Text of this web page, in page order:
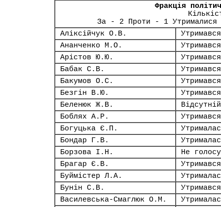
Фракція
За - 2 Проти - 1
Аліксійчук О.В.
Утримався
Ананченко М.О.
Утримався
Арістов Ю.Ю.
Утримався
Бабак С.В.
Утримався
Бакумов О.С.
Утримався
Безгін В.Ю.
Утримався
Беленюк Ж.В.
Відсутній
Боблях А.Р.
Утримався
Богуцька Є.П.
Бондар Г.В.
Борзова І.Н.
Не
Брагар Є.В.
Утримався
Буймістер Л.А.
Бунін С.В.
Утримався
Василевська-Смаглюк О.М.